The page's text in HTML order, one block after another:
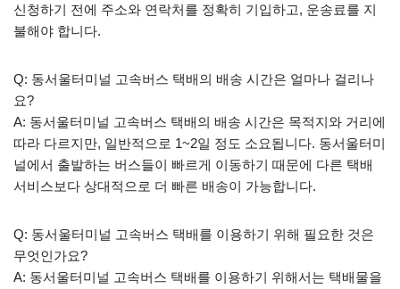
신청하기 전에 주소와 연락처를 정확히 기입하고, 운송료를 지
불해야 합니다.
Q: 동서울터미널 고속버스 택배의 배송 시간은 얼마나 걸리나
요?
A: 동서울터미널 고속버스 택배의 배송 시간은 목적지와 거리에
따라 다르지만, 일반적으로 1~2일 정도 소요됩니다. 동서울터미
널에서 출발하는 버스들이 빠르게 이동하기 때문에 다른 택배
서비스보다 상대적으로 더 빠른 배송이 가능합니다.
Q: 동서울터미널 고속버스 택배를 이용하기 위해 필요한 것은
무엇인가요?
A: 동서울터미널 고속버스 택배를 이용하기 위해서는 택배물을